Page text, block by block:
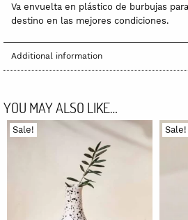
Va envuelta en plástico de burbujas
destino en las mejores condiciones.
Additional information
YOU MAY ALSO LIKE…
Sale! Sale!